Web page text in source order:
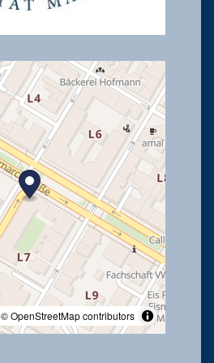
© OpenStreetMap contributors